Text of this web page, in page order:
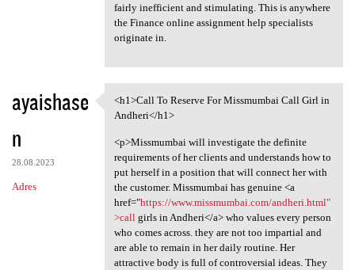
fairly inefficient and stimulating. This is anywhere
the Finance online assignment help specialists
originate in.
ayaishase
n
28.08.2023
Adres
<h1>Call To Reserve For
<h1>Call To Reserve For Missmumbai Call Girl in
Andheri</h1>
<p>Missmumbai will investigate the definite
requirements of her clients and understands how to
put herself in a position that will connect her with
the customer. Missmumbai has genuine <a
href="https://www.missmumbai.com/andheri.html"
>callgirls in Andheri</a> who values every person
who comes across. they are not too impartial and
are able to remain in her daily routine. Her
attractive body is full of controversial ideas. They